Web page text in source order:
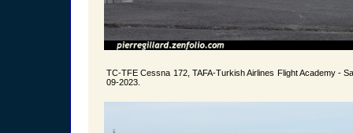
TC-TFE Cessna 172, TAFA-Turkish Airlines Flight Academy -
09-2023.